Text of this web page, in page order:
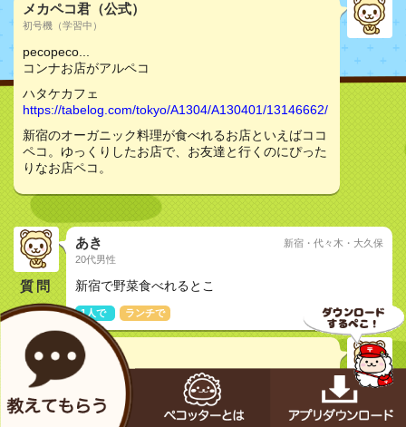
メカペコ君（公式）
初号機（学習中）
pecopeco...
コンナお店がアルペコ
ハタケカフェ
https://tabelog.com/tokyo/A1304/A130401/13146662/
新宿のオーガニック料理が食べれるお店といえばココ
ペコ。ゆっくりしたお店で、お友達と行くのにぴった
りなお店ペコ。
質問
あき
20代男性
新宿・代々木・大久保
新宿で野菜食べれるとこ
1人で ランチで
さな
20代女性
ハタケカフェ （HATAKE CAFE） - 新宿三丁目/カフェ
[食べログ]